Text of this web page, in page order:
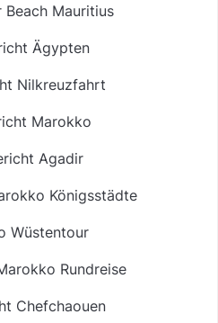
Beach Mauritius
Ägypten
Nilkreuzfahrt
Marokko
Agadir
Königsstädte
Wüstentour
Rundreise
Chefchaouen